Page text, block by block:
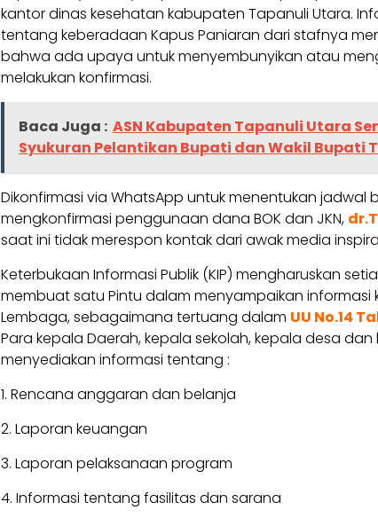
kantor dinas kesehatan kabupaten Tapanuli Utara.
tentang keberadaan Kapus Paniaran dari stafnya
bahwa ada upaya untuk menyembunyikan atau
melakukan konfirmasi.
Baca Juga : ASN Kabupaten Tapanuli Utara
Syukuran Pelantikan Bupati dan Wakil Bupati
Dikonfirmasi via WhatsApp untuk menentukan jadwal
mengkonfirmasi penggunaan dana BOK dan JKN,
saat ini tidak merespon kontak dari awak media
Keterbukaan Informasi Publik (KIP) mengharuskan
membuat satu Pintu dalam menyampaikan
Lembaga, sebagaimana tertuang dalam UU No.14
Para kepala Daerah, kepala sekolah, kepala desa
menyediakan informasi tentang :
1. Rencana anggaran dan belanja
2. Laporan keuangan
3. Laporan pelaksanaan program
4. Informasi tentang fasilitas dan sarana